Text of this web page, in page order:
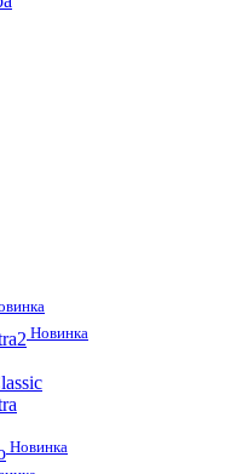
Новинка
Новинка